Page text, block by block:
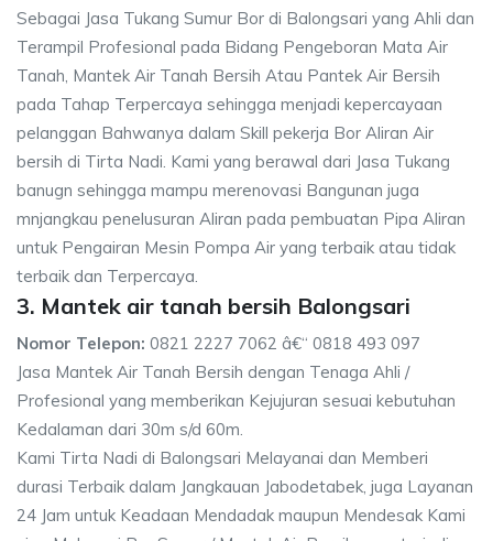
Sebagai Jasa Tukang Sumur Bor di Balongsari yang Ahli dan
Terampil Profesional pada Bidang Pengeboran Mata Air
Tanah, Mantek Air Tanah Bersih Atau Pantek Air Bersih
pada Tahap Terpercaya sehingga menjadi kepercayaan
pelanggan Bahwanya dalam Skill pekerja Bor Aliran Air
bersih di Tirta Nadi. Kami yang berawal dari Jasa Tukang
banugn sehingga mampu merenovasi Bangunan juga
mnjangkau penelusuran Aliran pada pembuatan Pipa Aliran
untuk Pengairan Mesin Pompa Air yang terbaik atau tidak
terbaik dan Terpercaya.
3. Mantek air tanah bersih Balongsari
Nomor Telepon: 0821 2227 7062 â€“ 0818 493 097
Jasa Mantek Air Tanah Bersih dengan Tenaga Ahli /
Profesional yang memberikan Kejujuran sesuai kebutuhan
Kedalaman dari 30m s/d 60m.
Kami Tirta Nadi di Balongsari Melayanai dan Memberi
durasi Terbaik dalam Jangkauan Jabodetabek, juga Layanan
24 Jam untuk Keadaan Mendadak maupun Mendesak Kami